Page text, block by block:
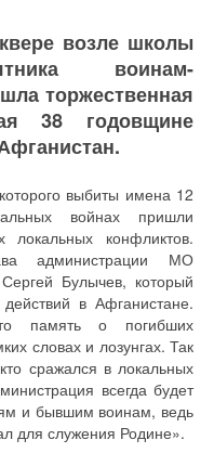
возле школы
воинам-
торжественная
38 годовщине
выбиты имена 12
войнах пришли
локальных конфликтов.
администрации МО
Булычев, который
в Афганистане.
память о погибших
словах и лозунгах. Так
сражался в локальных
всегда будет
и бывшим воинам, ведь
для служения Родине».